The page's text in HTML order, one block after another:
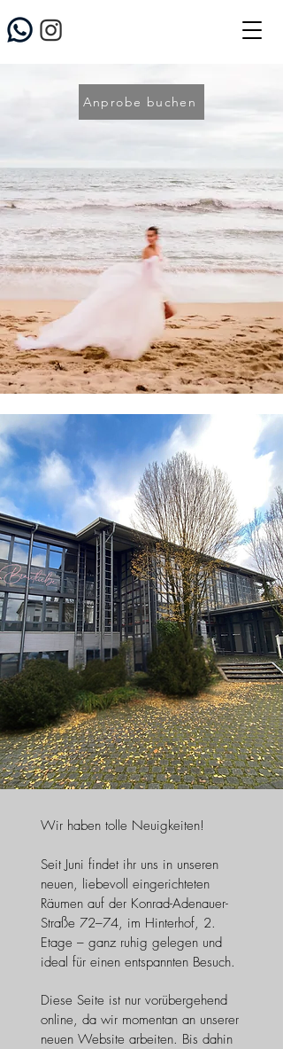
Anprobe buchen
Wir haben tolle Neuigkeiten!
Seit Juni findet ihr uns in unseren
neuen, liebevoll eingerichteten
Räumen auf der Konrad-Adenauer-
Straße 72–74, im Hinterhof, 2.
Etage – ganz ruhig gelegen und
ideal für einen entspannten Besuch.
Diese Seite ist nur vorübergehend
online, da wir momentan an unserer
neuen Website arbeiten. Bis dahin